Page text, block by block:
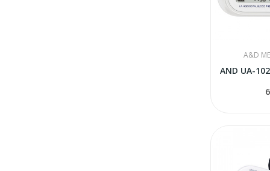
A&D